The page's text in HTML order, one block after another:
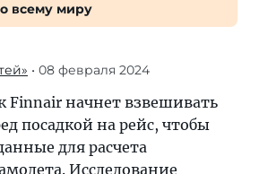
всему миру
• 08 февраля 2024
Finnair начнет взвешивать
посадкой на рейс, чтобы
для расчета
Исследование